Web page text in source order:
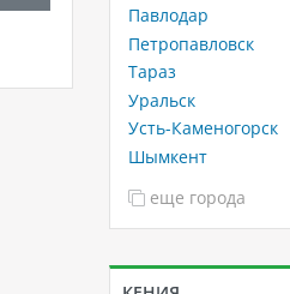
Павлодар
Петропавловск
Тараз
Уральск
Усть-Каменогорск
Шымкент
еще города